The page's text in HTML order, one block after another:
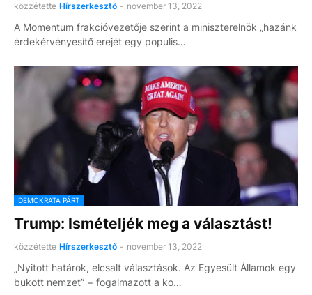
közzétette Hírszerkesztő - november 13, 2022
A Momentum frakcióvezetője szerint a miniszterelnök „hazánk
érdekérvényesítő erejét egy populis…
DEMOKRATA PÁRT
Trump: Ismételjék meg a választást!
közzétette Hírszerkesztő - november 13, 2022
„Nyitott határok, elcsalt választások. Az Egyesült Államok egy
bukott nemzet” − fogalmazott a ko…